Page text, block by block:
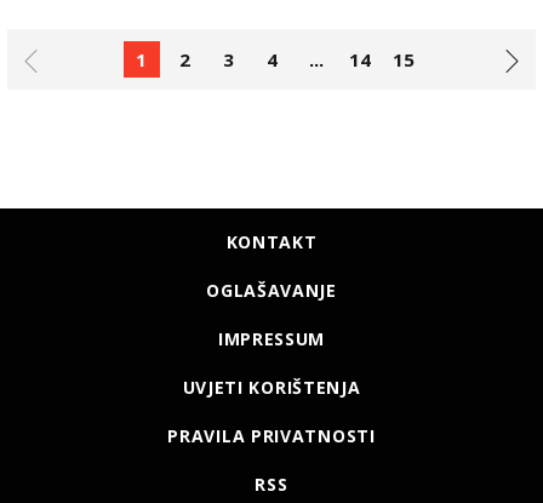
1 2 3 4 ... 14 15
KONTAKT
OGLAŠAVANJE
IMPRESSUM
UVJETI KORIŠTENJA
PRAVILA PRIVATNOSTI
RSS